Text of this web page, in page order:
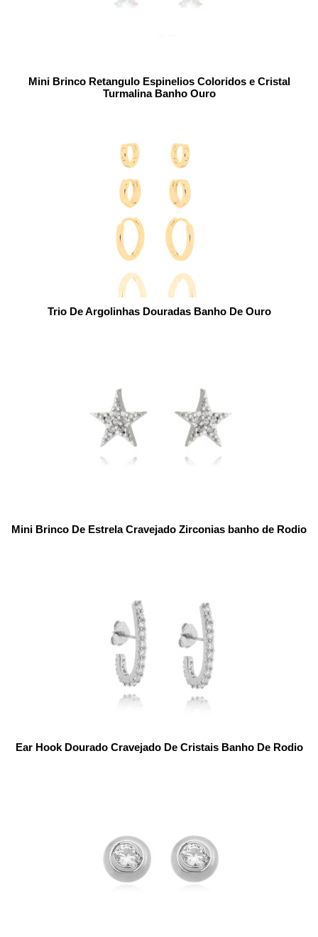
Mini Brinco Retangulo Espinelios Coloridos e Cristal
Turmalina Banho Ouro
Trio De Argolinhas Douradas Banho De Ouro
Mini Brinco De Estrela Cravejado Zirconias banho de Rodio
Ear Hook Dourado Cravejado De Cristais Banho De Rodio